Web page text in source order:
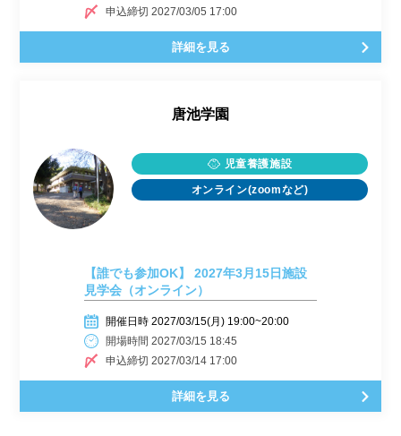
申込締切 2027/03/05 17:00
詳細を見る
唐池学園
児童養護施設
オンライン(zoomなど)
【誰でも参加OK】 2027年3月15日施設
見学会（オンライン）
開催日時 2027/03/15(月) 19:00~20:00
開場時間 2027/03/15 18:45
申込締切 2027/03/14 17:00
詳細を見る